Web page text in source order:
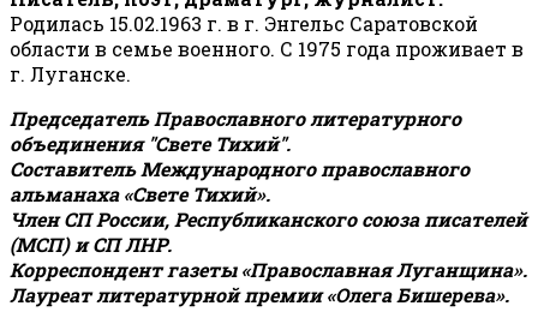
Родилась 15.02.1963 г. в г. Энгельс Саратовской
области в семье военного. С 1975 года проживает в
г. Луганске.
Председатель Православного литературного
объединения "Свете Тихий".
Составитель Международного православного
альманаха «Свете Тихий».
Член СП России, Республиканского союза писателей
(МСП) и СП ЛНР.
Корреспондент газеты «Православная Луганщина».
Лауреат литературной премии «Олега Бишерева».